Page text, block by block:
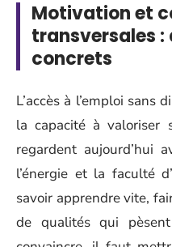
Motivation et
transversales :
concrets
L’accès à l’emploi sans
la capacité à valoriser
regardent aujourd’hui
l’énergie et la faculté
savoir apprendre vite,
de qualités qui